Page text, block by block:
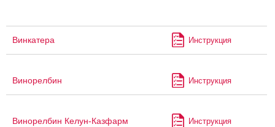
Винкатера Инструкция
Винорелбин Инструкция
Винорелбин Келун-Казфарм Инструкция